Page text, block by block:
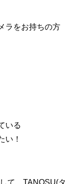
ラをお持ちの方
いる
い！
て、TANOSU(タ